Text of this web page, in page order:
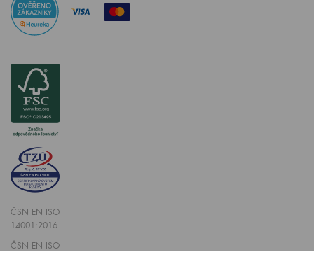
ČSN EN ISO
14001:2016
ČSN EN ISO